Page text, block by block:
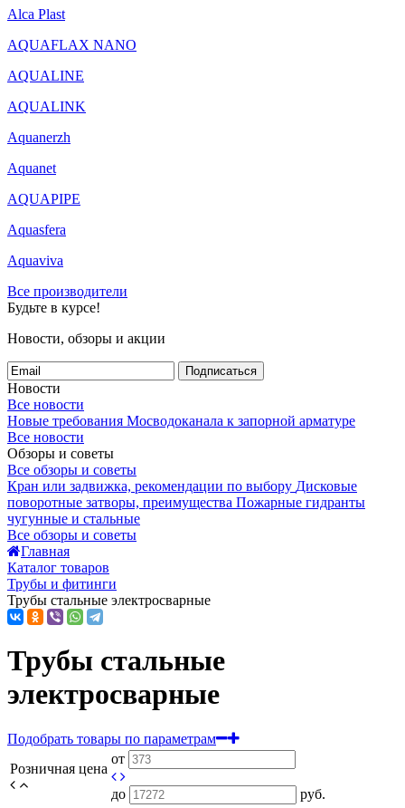
Alca Plast
AQUAFLAX NANO
AQUALINE
AQUALINK
Aquanerzh
Aquanet
AQUAPIPE
Aquasfera
Aquaviva
Все производители
Будьте в курсе!
Новости, обзоры и акции
Подписаться
Новости
Все новости
Новые требования Мосводоканала к запорной арматуре
Все новости
Обзоры и советы
Все обзоры и советы
Кран или задвижка, рекомендации по выбору Дисковые
поворотные затворы, преимущества Пожарные гидранты
чугунные и стальные
Все обзоры и советы
Главная
Каталог товаров
Трубы и фитинги
Трубы стальные электросварные
Трубы стальные
электросварные
Подобрать товары по параметрам
Розничная цена
от
до руб.